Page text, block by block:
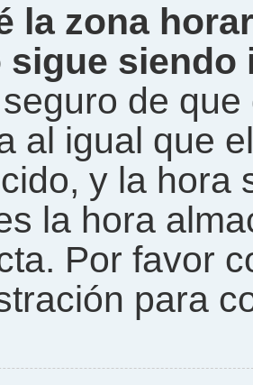
la zona
sigue siendo
de
al igual que
y la hora
la hora
Por favor
para